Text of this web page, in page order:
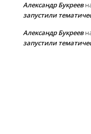
Александр Букреев
запустили
Александр Букреев
запустили